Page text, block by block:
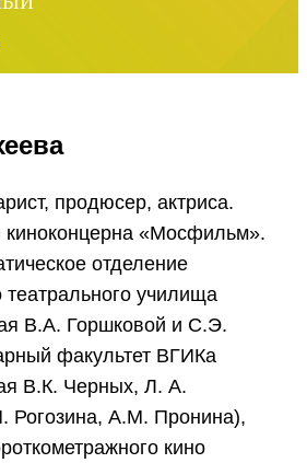
продюсер, актриса.
киноконцерна «Мосфильм».
отделение
театрального училища
В.А. Горшковой и С.Э.
факультет ВГИКа
В.К. Черных, Л. А.
Рогозина, А.М. Пронина),
кино